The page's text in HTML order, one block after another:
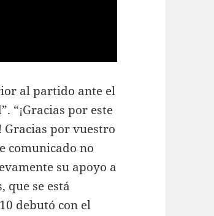
al partido ante el
“¡Gracias por este
por vuestro
comunicado no
su apoyo a
que se está
debutó con el